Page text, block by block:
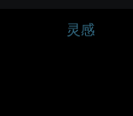
灵感